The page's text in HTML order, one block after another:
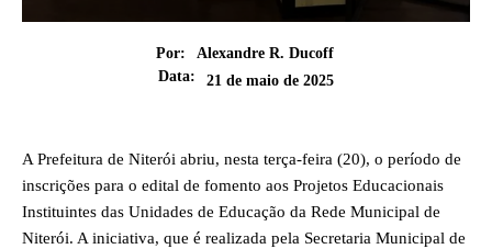
Por:
Alexandre R. Ducoff
Data:
21 de maio de 2025
A Prefeitura de Niterói abriu, nesta terça-feira (20), o período de
inscrições para o edital de fomento aos Projetos Educacionais
Instituintes das Unidades de Educação da Rede Municipal de
Niterói. A iniciativa, que é realizada pela Secretaria Municipal de